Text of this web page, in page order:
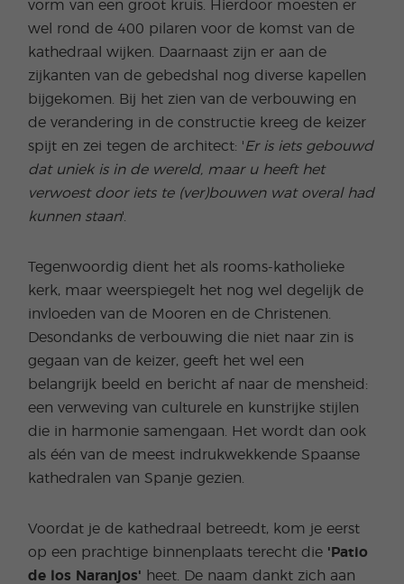
vorm van een groot kruis. Hierdoor moesten er
wel rond de 400 pilaren voor de komst van de
kathedraal wijken. Daarnaast zijn er aan de
zijkanten van de gebedshal nog diverse kapellen
bijgekomen. Bij het zien van de verbouwing en
de verandering in de constructie kreeg de keizer
spijt en zei tegen de architect: 'Er is iets gebouwd
dat uniek is in de wereld, maar u heeft het
verwoest door iets te (ver)bouwen wat overal had
kunnen staan'.
Tegenwoordig dient het als rooms-katholieke
kerk, maar weerspiegelt het nog wel degelijk de
invloeden van de Mooren en de Christenen.
Desondanks de verbouwing die niet naar zin is
gegaan van de keizer, geeft het wel een
belangrijk beeld en bericht af naar de mensheid:
een verweving van culturele en kunstrijke stijlen
die in harmonie samengaan. Het wordt dan ook
als één van de meest indrukwekkende Spaanse
kathedralen van Spanje gezien.
Voordat je de kathedraal betreedt, kom je eerst
op een prachtige binnenplaats terecht die 'Patio
de los Naranjos' heet. De naam dankt zich aan